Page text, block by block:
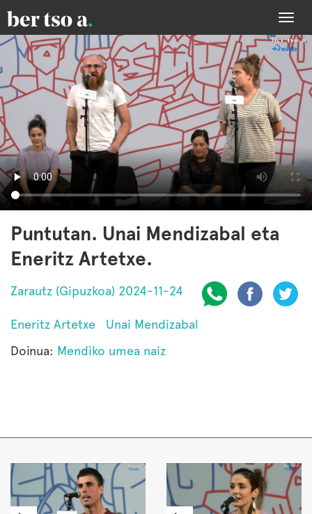
Puntutan. Unai Mendizabal eta
Eneritz Artetxe.
Zarautz (Gipuzkoa) 2024-11-24
Eneritz Artetxe
Unai Mendizabal
Doinua: Mendiko umea naiz